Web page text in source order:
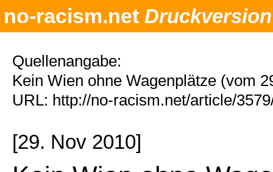
no-racism.net Druckversion
Quellenangabe:
Kein Wien ohne Wagenplätze (vom
URL: http://no-racism.net/article/
[29. Nov 2010]